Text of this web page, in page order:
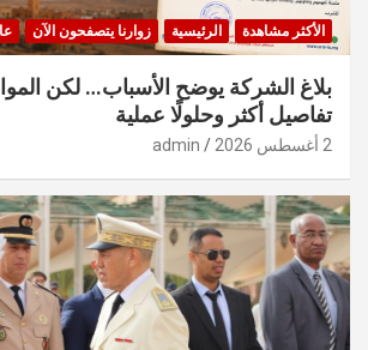
الأكثر مشاهدة الرئيسية زوارنا يتصفحون الآن
بلاغ الشركة يوضح الأسباب… لكن
تفاصيل أكثر وحلولًا عملية
2 أغسطس 2026 admin